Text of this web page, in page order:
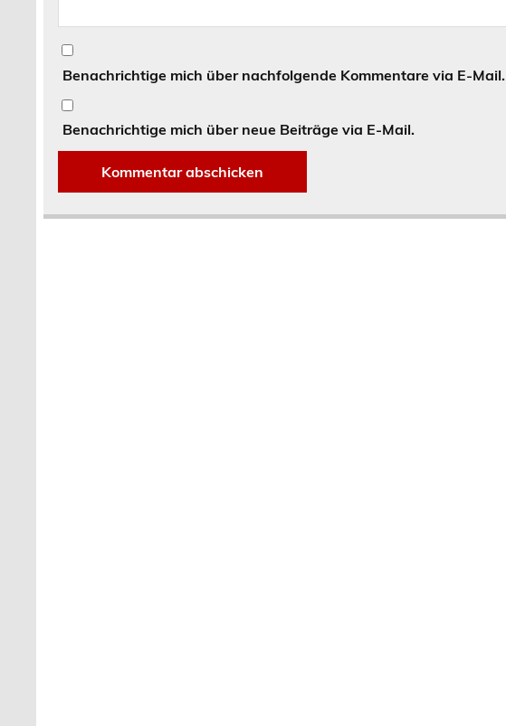
Benachrichtige mich über nachfolgende Kommentare via E-Mail.
Benachrichtige mich über neue Beiträge via E-Mail.